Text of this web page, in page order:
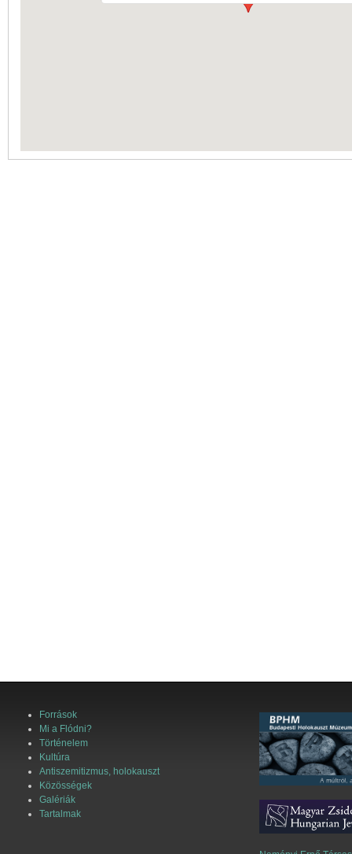
Források
Mi a Flódni?
Történelem
Kultúra
Antiszemitizmus, holokauszt
Közösségek
Galériák
Tartalmak